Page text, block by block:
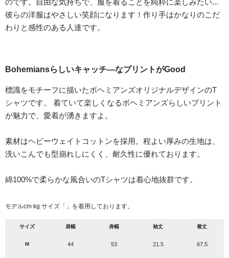
彼らの洋服はやさしい笑顔になります！作り手はかなりのこだ
わりと感性のある人達です。
Bohemiansらしいキャッチ―なプリントがGood
標識をモチーフに描いたボヘミアンズオリジナルデザインのT
シャツです。 着ていて楽しくなるボヘミアンズらしいプリント
が魅力で、愛着が湧きますよ。
素材はヘビーウェイトコットンを採用。程よい厚みの生地は、
洗いこんでも型崩れしにくく、耐久性に優れております。
綿100%で柔らかな風合いのTシャツは着心地抜群です。
モデルcm kg サイズ「」を着用しております。
サイズ 肩幅 身幅 袖丈 着丈
M 44 53 21.5 67.5